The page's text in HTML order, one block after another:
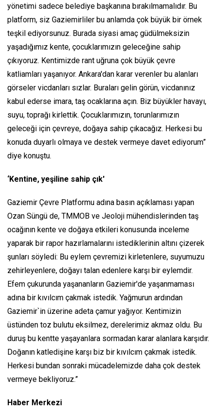
yönetimi sadece belediye başkanına bırakılmamalıdır. Bu
platform, siz Gaziemirliler bu anlamda çok büyük bir örnek
teşkil ediyorsunuz. Burada siyasi amaç güdülmeksizin
yaşadığımız kente, çocuklarımızın geleceğine sahip
çıkıyoruz. Kentimizde rant uğruna çok büyük çevre
katliamları yaşanıyor. Ankara'dan karar verenler bu alanları
görseler vicdanları sızlar. Buraları gelin görün, vicdanınız
kabul ederse imara, taş ocaklarına açın. Biz büyükler havayı,
suyu, toprağı kirlettik. Çocuklarımızın, torunlarımızın
geleceği için çevreye, doğaya sahip çıkacağız. Herkesi bu
konuda duyarlı olmaya ve destek vermeye davet ediyorum”
diye konuştu.
‘Kentine, yeşiline sahip çık'
Gaziemir Çevre Platformu adına basın açıklaması yapan
Ozan Süngü de, TMMOB ve Jeoloji mühendislerinden taş
ocağının kente ve doğaya etkileri konusunda inceleme
yaparak bir rapor hazırlamalarını istediklerinin altını çizerek
şunları söyledi: Bu eylem çevremizi kirletenlere, suyumuzu
zehirleyenlere, doğayı talan edenlere karşı bir eylemdir.
Efem çukurunda yaşananların Gaziemir'de yaşanmaması
adına bir kıvılcım çakmak istedik. Yağmurun ardından
Gaziemir`in üzerine adeta çamur yağıyor. Kentimizin
üstünden toz bulutu eksilmez, derelerimiz akmaz oldu. Bu
duruş bu kentte yaşayanlara sormadan karar alanlara karşıdır.
Doğanın katledişine karşı biz bir kıvılcım çakmak istedik.
Herkesi bundan sonraki mücadelemizde daha çok destek
vermeye bekliyoruz.”
Haber Merkezi